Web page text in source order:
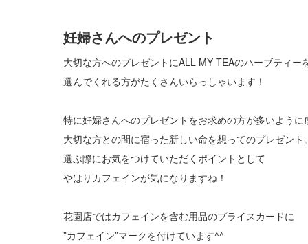
妊婦さんへのプレゼント
大切な方へのプレゼントにALL MY TEAのハーブティー
選んでくれる方がたくさんいらっしゃいます！
特に妊婦さんへのプレゼントをお求めの方が多いように
大切な方との間に宿った新しい命を想ってのプレゼント。
選ぶ際にお気をつけていただくポイントとして
やはりカフェインが気になりますね！
花園店ではカフェインを含む用品のプライスカードに
”カフェイン”マークを付けています^^